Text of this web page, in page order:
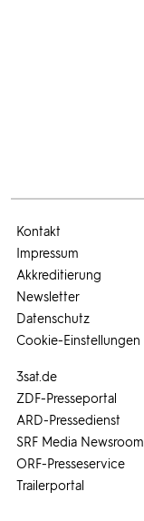
3sat.de
ZDF-Presseportal
ARD-Pressedienst
SRF Media Newsroom
ORF-Presseservice
Trailerportal
Kontakt
Impressum
Akkreditierung
Newsletter
Datenschutz
Cookie-Einstellungen